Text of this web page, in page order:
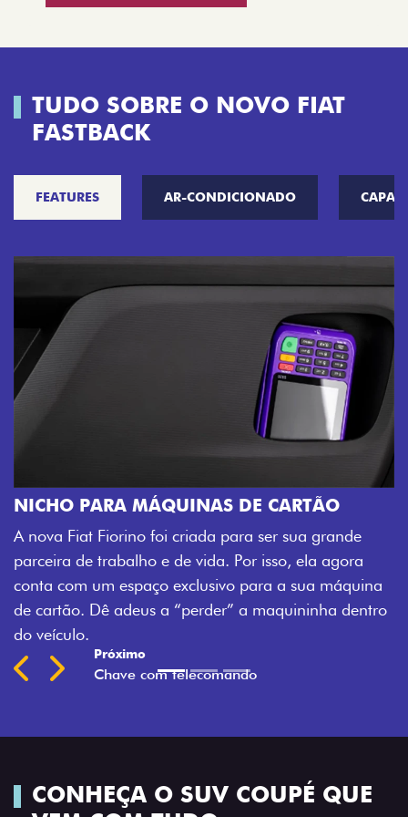
TUDO SOBRE O NOVO FIAT
FASTBACK
FEATURES AR-CONDICIONADO
DE CARTÃO
criada para ser sua grande
de vida. Por isso, ela agora
exclusivo para a sua máquina
a “perder” a maquininha dentro
CHAVE COM
Agora, a chave da sua
veículo também à
fechadura. São
mais fluidez para o
CONHEÇA O SUV COUPÉ QUE